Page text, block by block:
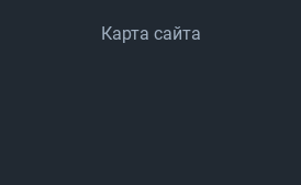
Карта сайта